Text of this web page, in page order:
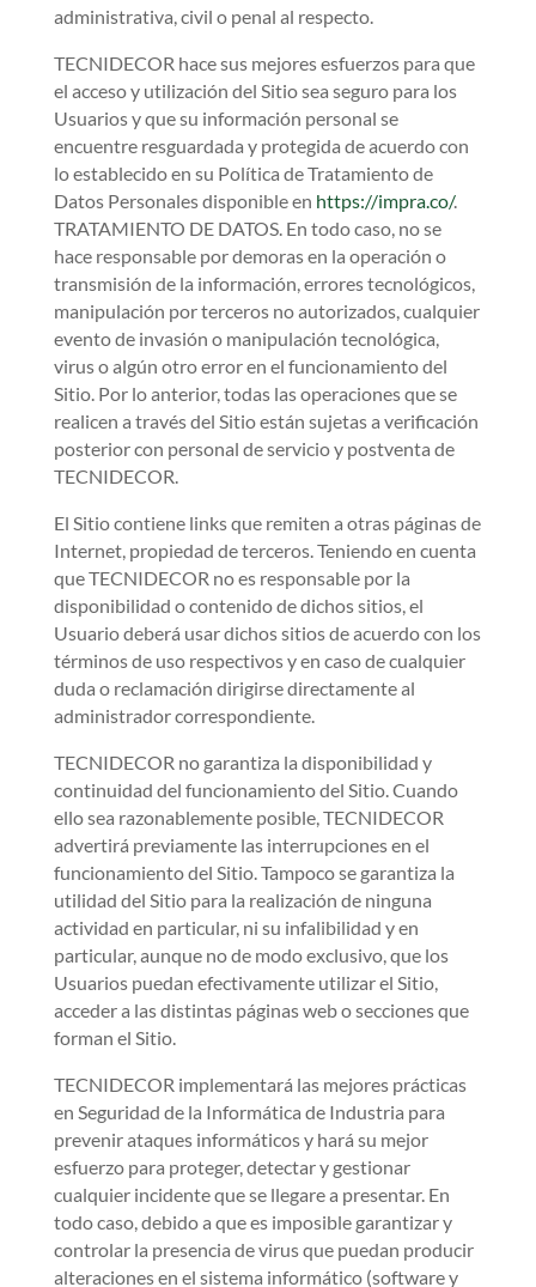
administrativa, civil o penal al respecto.
TECNIDECOR hace sus mejores esfuerzos para que
el acceso y utilización del Sitio sea seguro para los
Usuarios y que su información personal se
encuentre resguardada y protegida de acuerdo con
lo establecido en su Política de Tratamiento de
Datos Personales disponible en https://impra.co/.
TRATAMIENTO DE DATOS. En todo caso, no se
hace responsable por demoras en la operación o
transmisión de la información, errores tecnológicos,
manipulación por terceros no autorizados, cualquier
evento de invasión o manipulación tecnológica,
virus o algún otro error en el funcionamiento del
Sitio. Por lo anterior, todas las operaciones que se
realicen a través del Sitio están sujetas a verificación
posterior con personal de servicio y postventa de
TECNIDECOR.
El Sitio contiene links que remiten a otras páginas de
Internet, propiedad de terceros. Teniendo en cuenta
que TECNIDECOR no es responsable por la
disponibilidad o contenido de dichos sitios, el
Usuario deberá usar dichos sitios de acuerdo con los
términos de uso respectivos y en caso de cualquier
duda o reclamación dirigirse directamente al
administrador correspondiente.
TECNIDECOR no garantiza la disponibilidad y
continuidad del funcionamiento del Sitio. Cuando
ello sea razonablemente posible, TECNIDECOR
advertirá previamente las interrupciones en el
funcionamiento del Sitio. Tampoco se garantiza la
utilidad del Sitio para la realización de ninguna
actividad en particular, ni su infalibilidad y en
particular, aunque no de modo exclusivo, que los
Usuarios puedan efectivamente utilizar el Sitio,
acceder a las distintas páginas web o secciones que
forman el Sitio.
TECNIDECOR implementará las mejores prácticas
en Seguridad de la Informática de Industria para
prevenir ataques informáticos y hará su mejor
esfuerzo para proteger, detectar y gestionar
cualquier incidente que se llegare a presentar. En
todo caso, debido a que es imposible garantizar y
controlar la presencia de virus que puedan producir
alteraciones en el sistema informático (software y